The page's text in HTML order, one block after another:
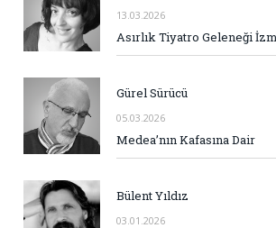
13.03.2026
Asırlık Tiyatro Geleneği
Gürel Sürücü
05.03.2026
Medea’nın Kafasına Dair
Bülent Yıldız
03.01.2026